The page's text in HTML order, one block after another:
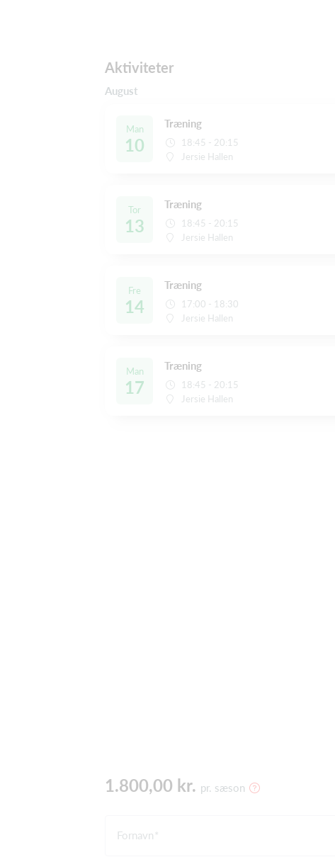
Aktiviteter
August
Man
10
Træning
18:45 - 20:15
Jersie Hallen
Tor
13
Træning
18:45 - 20:15
Jersie Hallen
Fre
14
Træning
17:00 - 18:30
Jersie Hallen
Man
17
Træning
18:45 - 20:15
Jersie Hallen
1.800,00 kr. pr. sæson
Fornavn